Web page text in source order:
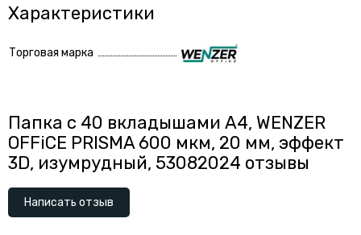
Характеристики
Торговая марка
Папка с 40 вкладышами А4, WENZER
OFFiCE PRISMA 600 мкм, 20 мм, эффект
3D, изумрудный, 53082024 отзывы
Написать отзыв